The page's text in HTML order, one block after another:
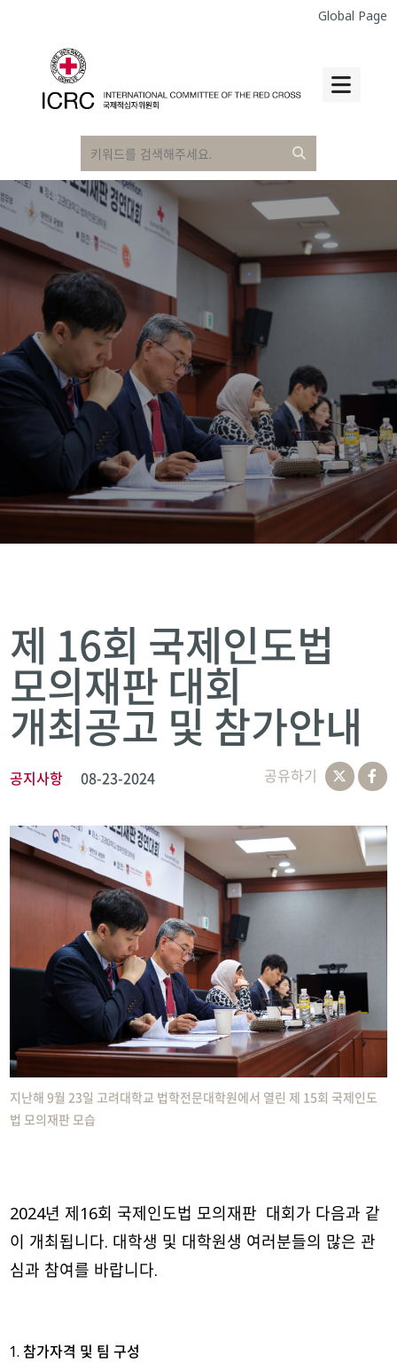
Global Page
제 16회 국제인도법
모의재판 대회
개최공고 및 참가안내
공지사항 08-23-2024 공유하기
지난해 9월 23일 고려대학교 법학전문대학원에서 열린 제 15회 국제인도
법 모의재판 모습
2024년 제16회 국제인도법 모의재판 대회가 다음과 같
이 개최됩니다. 대학생 및 대학원생 여러분들의 많은 관
심과 참여를 바랍니다.
참가자격 및 팀 구성